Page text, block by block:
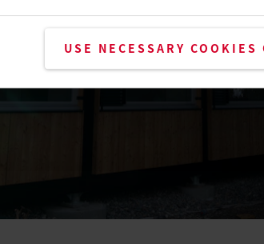
USE NECESSARY COOKIES